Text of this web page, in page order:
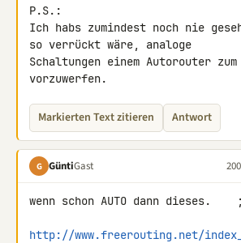
P.S.:
Ich habs zumindest noch nie
so verrückt wäre, analoge
Schaltungen einem Autorouter
vorzuwerfen.
Markierten Text zitieren Antwort
G GüntiGast
wenn schon AUTO dann dieses.
http://www.freerouting.net/